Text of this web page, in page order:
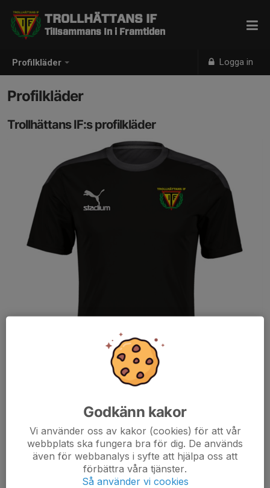
Profilkläder Logga in
TROLLHÄTTANS IF
Tillsammans In i Framtiden
Profilkläder
Trollhättans IF:s profilkläder
Välkommen att beställa profilkläder direkt från Stadiums
hemsida.
Trollhättans IF:s Webshop
Du beställer enkelt de produkter du vill köpa, betalar direkt med
Godkänn kakor
Vi använder oss av kakor (cookies) för att vår
webbplats ska fungera bra för dig. De används
även för webbanalys i syfte att hjälpa oss att
förbättra våra tjänster.
Så använder vi cookies